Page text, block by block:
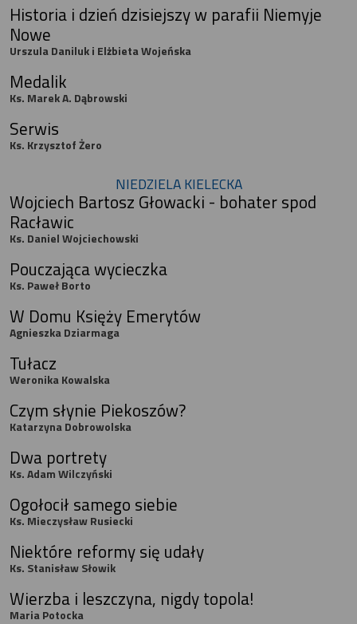
Historia i dzień dzisiejszy w parafii Niemyje
Nowe
Urszula Daniluk i Elżbieta Wojeńska
Medalik
Ks. Marek A. Dąbrowski
Serwis
Ks. Krzysztof Żero
NIEDZIELA KIELECKA
Wojciech Bartosz Głowacki - bohater spod
Racławic
Ks. Daniel Wojciechowski
Pouczająca wycieczka
Ks. Paweł Borto
W Domu Księży Emerytów
Agnieszka Dziarmaga
Tułacz
Weronika Kowalska
Czym słynie Piekoszów?
Katarzyna Dobrowolska
Dwa portrety
Ks. Adam Wilczyński
Ogołocił samego siebie
Ks. Mieczysław Rusiecki
Niektóre reformy się udały
Ks. Stanisław Słowik
Wierzba i leszczyna, nigdy topola!
Maria Potocka